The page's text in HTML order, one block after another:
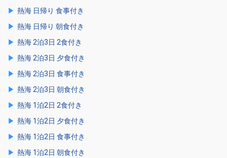
熱海 日帰り 食事付き
熱海 日帰り 朝食付き
熱海 2泊3日 2食付き
熱海 2泊3日 夕食付き
熱海 2泊3日 食事付き
熱海 2泊3日 朝食付き
熱海 1泊2日 2食付き
熱海 1泊2日 夕食付き
熱海 1泊2日 食事付き
熱海 1泊2日 朝食付き